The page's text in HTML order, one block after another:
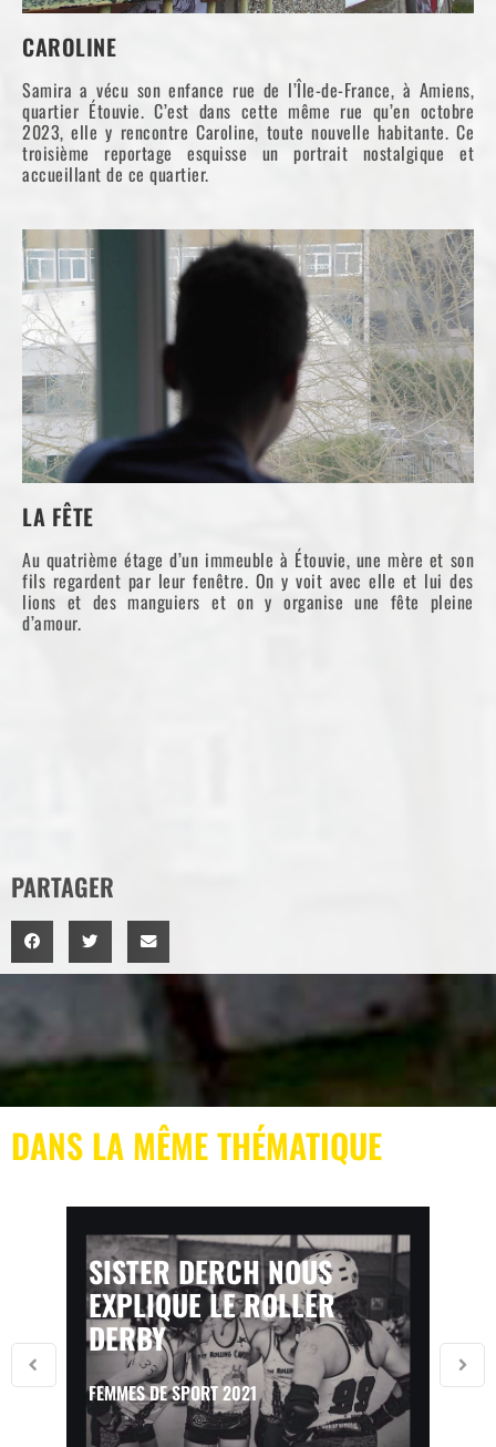
CAROLINE
Samira a vécu son enfance rue de l’Île-de-France, à Amiens,
quartier Étouvie. C’est dans cette même rue qu’en octobre
2023, elle y rencontre Caroline, toute nouvelle habitante. Ce
troisième reportage esquisse un portrait nostalgique et
accueillant de ce quartier.
LA FÊTE
Au quatrième étage d’un immeuble à Étouvie, une mère et son
fils regardent par leur fenêtre. On y voit avec elle et lui des
lions et des manguiers et on y organise une fête pleine
d’amour.
PARTAGER
DANS LA MÊME THÉMATIQUE
SISTER DERCH NOUS
EXPLIQUE LE ROLLER
DERBY
FEMMES DE SPORT 2021